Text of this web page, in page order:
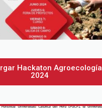
Hackaton Agroecología
2024